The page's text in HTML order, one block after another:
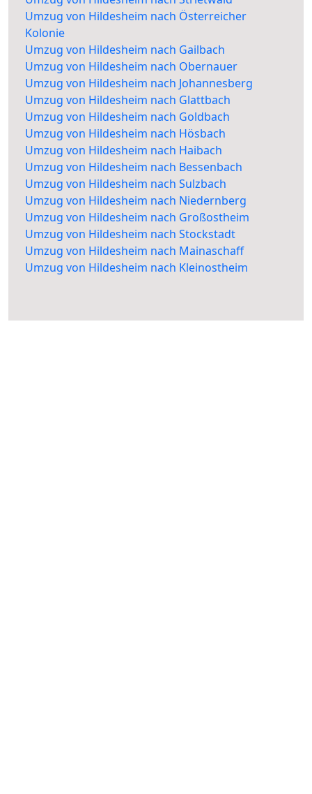
Umzug von Hildesheim nach Österreicher
Kolonie
Umzug von Hildesheim nach Gailbach
Umzug von Hildesheim nach Obernauer
Umzug von Hildesheim nach Johannesberg
Umzug von Hildesheim nach Glattbach
Umzug von Hildesheim nach Goldbach
Umzug von Hildesheim nach Hösbach
Umzug von Hildesheim nach Haibach
Umzug von Hildesheim nach Bessenbach
Umzug von Hildesheim nach Sulzbach
Umzug von Hildesheim nach Niedernberg
Umzug von Hildesheim nach Großostheim
Umzug von Hildesheim nach Stockstadt
Umzug von Hildesheim nach Mainaschaff
Umzug von Hildesheim nach Kleinostheim